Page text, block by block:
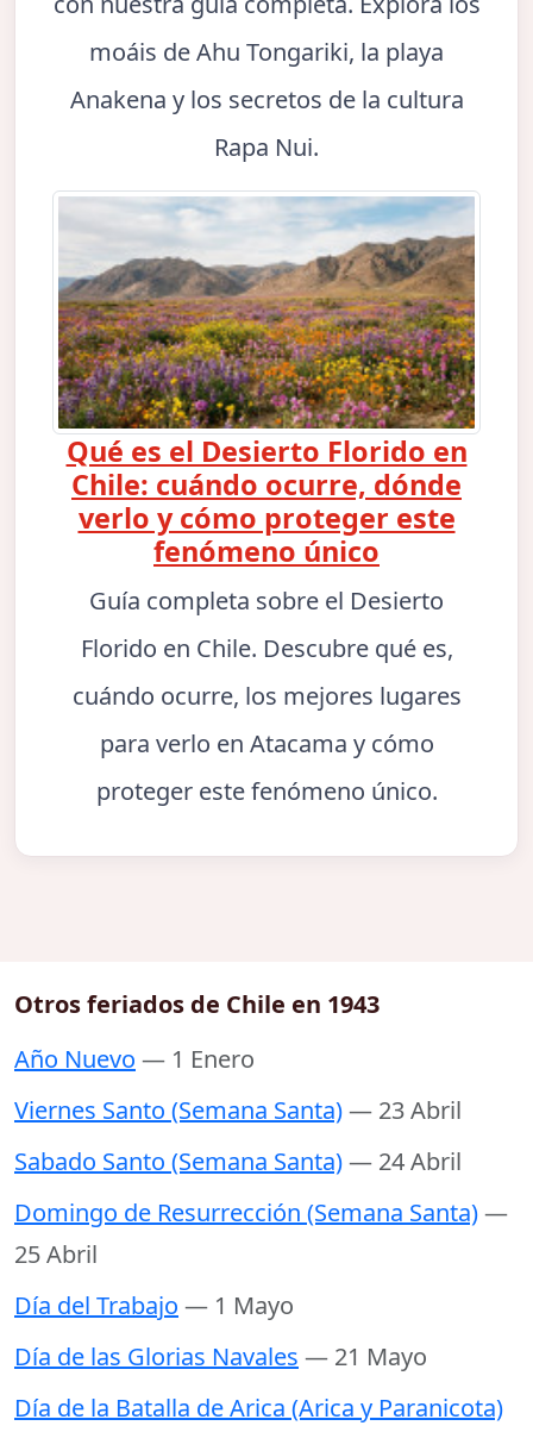
moáis de Ahu Tongariki, la playa
Anakena y los secretos de la cultura
Rapa Nui.
Qué es el Desierto Florido en
Chile: cuándo ocurre, dónde
verlo y cómo proteger este
fenómeno único
Guía completa sobre el Desierto
Florido en Chile. Descubre qué es,
cuándo ocurre, los mejores lugares
para verlo en Atacama y cómo
proteger este fenómeno único.
Otros feriados de Chile en 1943
Año Nuevo — 1 Enero
Viernes Santo (Semana Santa)— 23 Abril
Sabado Santo (Semana Santa)— 24 Abril
Domingo de Resurrección (Semana Santa)—
25 Abril
Día del Trabajo — 1 Mayo
Día de las Glorias Navales — 21 Mayo
Día de la Batalla de Arica (Arica y Paranicota)